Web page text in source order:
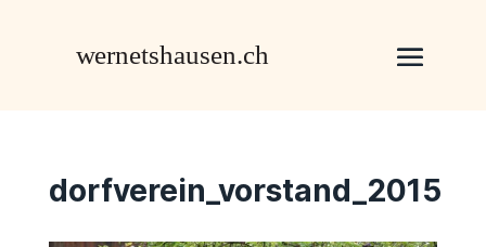
dorfverein_vorstand_2015